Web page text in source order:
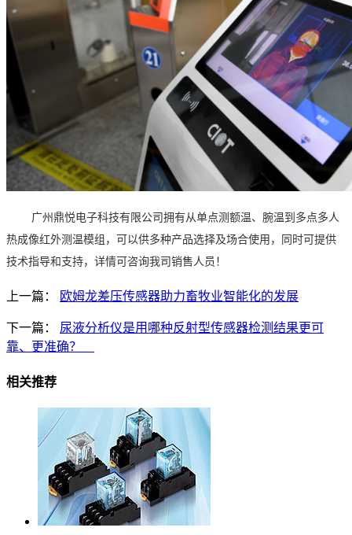
广州鼎悦电子科技有限公司拥有从单点测额温、腕温到多点多人
热成像红外测温模组，可以供多种产品选择及场合使用，同时可提供
技术指导和支持，详情可咨询我司销售人员！
上一篇： 欧姆龙差压传感器助力畜牧业智能化的发展
下一篇：
尿液分析仪是用哪种反射型传感器检测结果更可
靠、更准确？
相关推荐